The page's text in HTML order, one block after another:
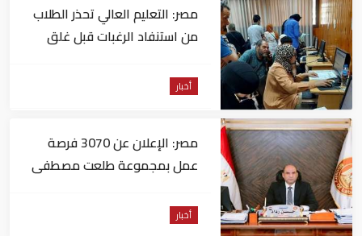
مصر: التعليم العالي تحذر الطلاب
من استنفاد الرغبات قبل غلق
أخبار
مصر: الإعلان عن 3070 فرصة
عمل بمجموعة طلعت مصطفى
أخبار